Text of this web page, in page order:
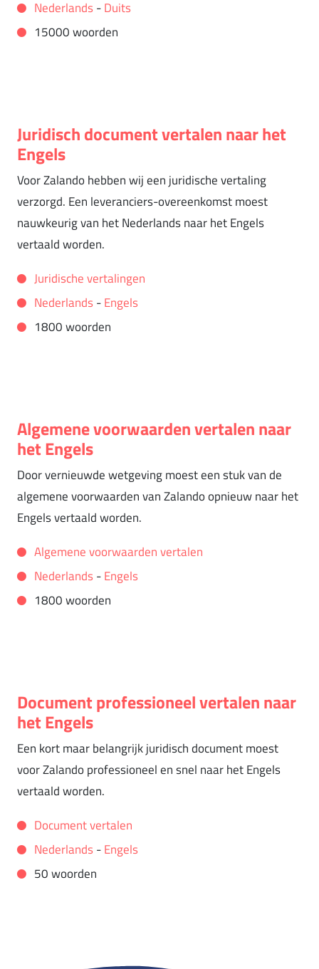
Nederlands -Duits
15000 woorden
Juridisch document vertalen naar het
Engels
Voor Zalando hebben wij een juridische vertaling
verzorgd. Een leveranciers-overeenkomst moest
nauwkeurig van het Nederlands naar het Engels
vertaald worden.
Juridische vertalingen
Nederlands -Engels
1800 woorden
Algemene voorwaarden vertalen naar
het Engels
Door vernieuwde wetgeving moest een stuk van de
algemene voorwaarden van Zalando opnieuw naar het
Engels vertaald worden.
Algemene voorwaarden vertalen
Nederlands -Engels
1800 woorden
Document professioneel vertalen naar
het Engels
Een kort maar belangrijk juridisch document moest
voor Zalando professioneel en snel naar het Engels
vertaald worden.
Document vertalen
Nederlands -Engels
50 woorden